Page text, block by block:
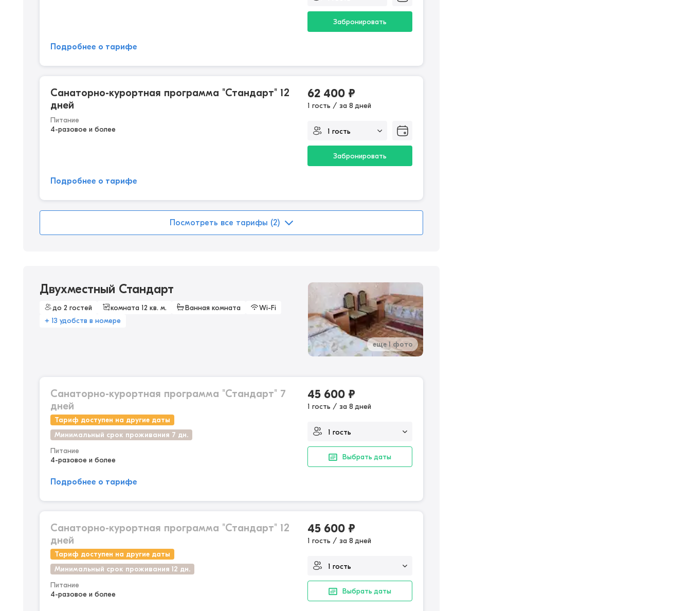
Забронировать
Подробнее о тарифе
Санаторно-курортная программа "Стандарт" 12
дней
Питание
4-разовое и более
62 400 ₽
1 гость / за 8 дней
Забронировать
Подробнее о тарифе
Посмотреть все тарифы (2)
Двухместный Стандарт
до 2 гостей комната 12 кв. м. Ванная комната
Wi-Fi
+ 13 удобств в номере
еще 1 фото
Санаторно-курортная программа "Стандарт" 7
дней
Тариф доступен на другие даты
Минимальный срок проживания 7 дн.
Питание
4-разовое и более
45 600 ₽
1 гость / за 8 дней
Выбрать даты
Подробнее о тарифе
Санаторно-курортная программа "Стандарт" 12
дней
Тариф доступен на другие даты
Минимальный срок проживания 12 дн.
Питание
4-разовое и более
45 600 ₽
1 гость / за 8 дней
Выбрать даты